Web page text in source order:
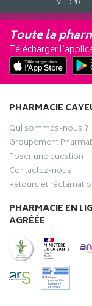
Via DPD
Toute la
Télécharger
PHARMACIE
Qui sommes-nous ?
Groupement
Poser une question
Contactez-nous
Retours et
PHARMACIE EN
AGRÉÉE